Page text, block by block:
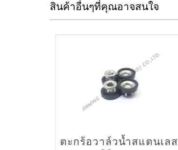
สินค้าอื่นๆที่คุณอาจสนใจ
ตะกร้อวาล์วน้ำสแตนเลส